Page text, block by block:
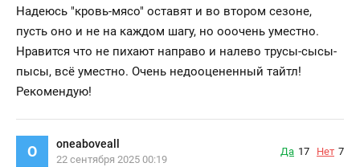
Надеюсь "кровь-мясо" оставят и во втором сезоне,
пусть оно и не на каждом шагу, но ооочень уместно.
Нравится что не пихают направо и налево трусы-сысы-
пысы, всё уместно. Очень недооцененный тайтл!
Рекомендую!
O oneaboveall
22 сентября 2025 00:19
Да 17 Нет 7